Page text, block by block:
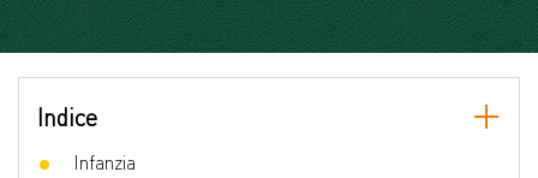
Indice
Infanzia